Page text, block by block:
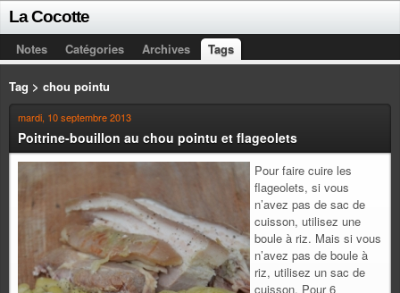
La Cocotte
Notes Catégories Archives Tags
Tag > chou pointu
mardi, 10 septembre 2013
Poitrine-bouillon au chou pointu et flageolets
Pour faire cuire les
flageolets, si vous
n’avez pas de sac de
cuisson, utilisez une
boule à riz. Mais si vous
n’avez pas de boule à
riz, utilisez un sac de
cuisson. Pour 6